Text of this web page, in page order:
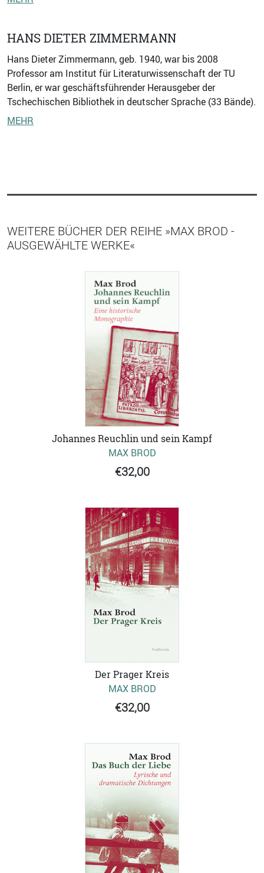
HANS DIETER ZIMMERMANN
Hans Dieter Zimmermann, geb. 1940, war bis 2008
Professor am Institut für Literaturwissenschaft der TU
Berlin, er war geschäftsführender Herausgeber der
Tschechischen Bibliothek in deutscher Sprache (33 Bände).
MEHR
WEITERE BÜCHER DER REIHE »MAX BROD -
AUSGEWÄHLTE WERKE«
Johannes Reuchlin und sein Kampf
MAX BROD
€32,00
Der Prager Kreis
MAX BROD
€32,00